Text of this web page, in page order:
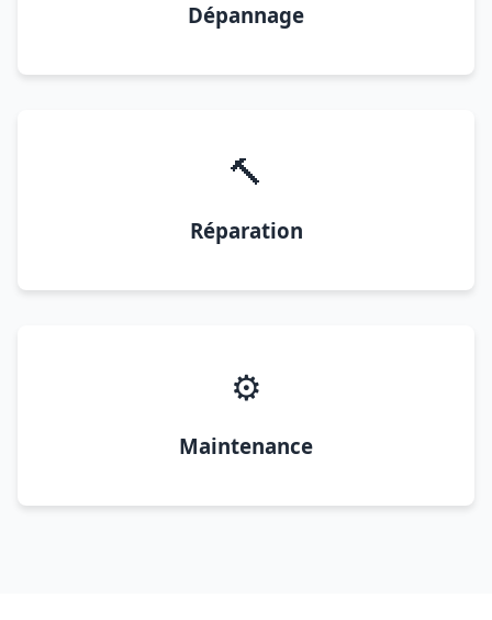
Dépannage
🔨
Réparation
⚙️
Maintenance